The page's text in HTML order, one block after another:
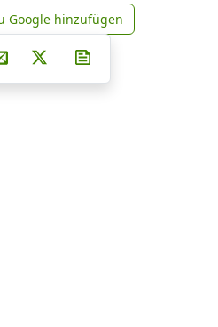
news.de zu Google
Google hinzufügen
auf Facebook
Teilen auf Whatsapp
Teilen auf Telegram
auf Pinterest
Per E-Mail teilen
Post auf X